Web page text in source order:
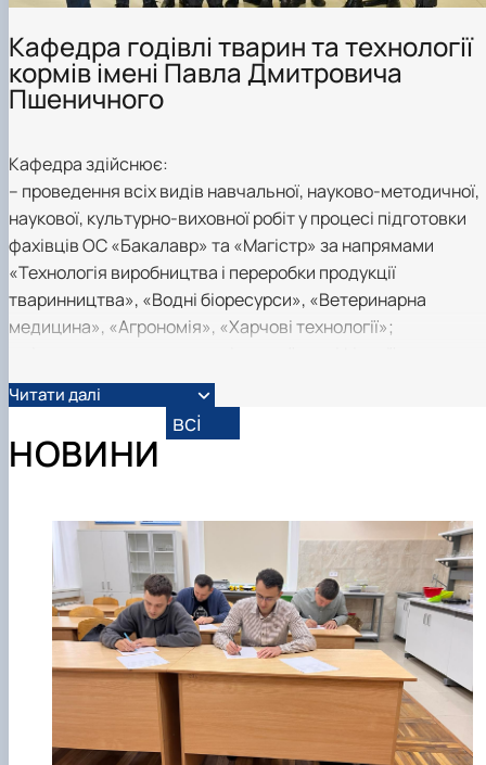
Кафедра годівлі тварин та технології
кормів імені Павла Дмитровича
Пшеничного
Кафедра здійснює:
– проведення всіх видів навчальної, науково-методичної,
наукової, культурно-виховної робіт у процесі підготовки
фахівців ОС «Бакалавр» та «Магістр» за напрямами
«Технологія виробництва і переробки продукції
тваринництва», «Водні біоресурси», «Ветеринарна
медицина», «Агрономія», «Харчові технології»;
аспірантуру і докторантуру зі спеціальності 204 –
«Технологія виробництва і переробки продукції
тваринництва»;
На даний час кафедра, маючи власну експериментальну
базу, аналітичну лабораторію та кваліфікований
активно співпрацює з державними, комерційними і
приватними установами з розробки питань годівлі тварин
технології кормів. Співробітники кафедри щорічно беруть
участь у роботі міжнародних, всеукраїнських та
регіональних конференцій, семінарів та нарад.
Колективом кафедри розробляються нові підходи до
нормування годівлі тварин, питання стимуляції функцій
Читати далі
НОВИНИ
всі